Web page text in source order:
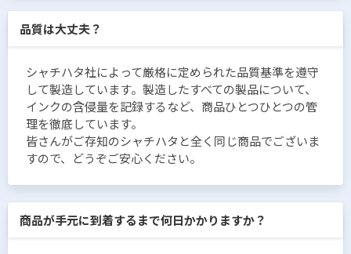
品質は大丈夫？
シャチハタ社によって厳格に定められた品質基準を遵守
して製造しています。製造したすべての製品について、
インクの含侵量を記録するなど、商品ひとつひとつの管
理を徹底しています。
皆さんがご存知のシャチハタと全く同じ商品でございま
すので、どうぞご安心ください。
商品が手元に到着するまで何日かかりますか？